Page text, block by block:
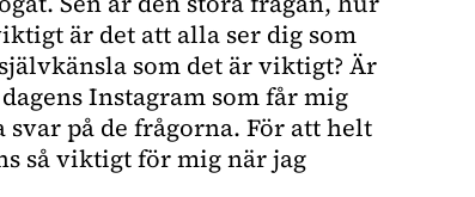
är det att alla ser dig som
som det är viktigt? Är
Instagram som får mig
på de frågorna. För att helt
så viktigt för mig när jag